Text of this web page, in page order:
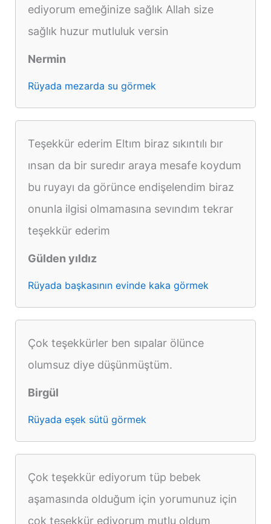
ediyorum emeğinize sağlık Allah size
sağlık huzur mutluluk versin
Nermin
Rüyada mezarda su görmek
Teşekkür ederim Eltım biraz sıkıntılı bır
ınsan da bir suredır araya mesafe koydum
bu ruyayı da görünce endişelendim biraz
onunla ilgisi olmamasına sevındım tekrar
teşekkür ederim
Gülden yıldız
Rüyada başkasının evinde kaka görmek
Çok teşekkürler ben sıpalar ölünce
olumsuz diye düşünmüştüm.
Birgül
Rüyada eşek sütü görmek
Çok teşekkür ediyorum tüp bebek
aşamasında olduğum için yorumunuz için
çok teşekkür ediyorum mutlu oldum